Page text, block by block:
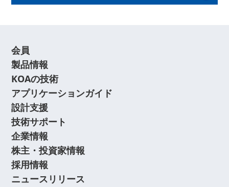
会員
製品情報
KOAの技術
アプリケーションガイド
設計支援
技術サポート
企業情報
株主・投資家情報
採用情報
ニュースリリース